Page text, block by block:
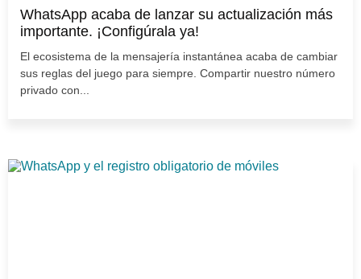
WhatsApp acaba de lanzar su actualización más
importante. ¡Configúrala ya!
El ecosistema de la mensajería instantánea acaba de cambiar
sus reglas del juego para siempre. Compartir nuestro número
privado con...